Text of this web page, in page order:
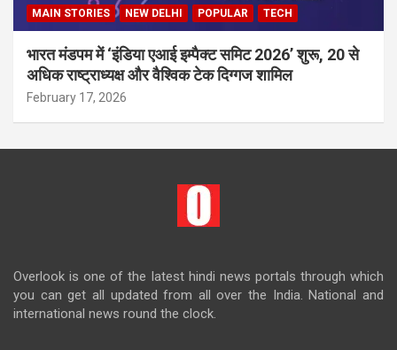
MAIN STORIES
NEW DELHI POPULAR TECH
भारत मंडपम में ‘इंडिया एआई इम्पैक्ट समिट 2026’ शुरू, 20 से
अधिक राष्ट्राध्यक्ष और वैश्विक टेक दिग्गज शामिल
February 17, 2026
Overlook is one of the latest hindi news portals through which
you can get all updated from all over the India. National and
international news round the clock.